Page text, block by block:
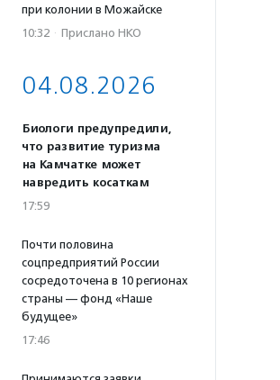
при колонии в Можайске
10:32 · Прислано НКО
04.08.2026
Биологи предупредили,
что развитие туризма
на Камчатке может
навредить косаткам
17:59
Почти половина
соцпредприятий России
сосредоточена в 10 регионах
страны — фонд «Наше
будущее»
17:46